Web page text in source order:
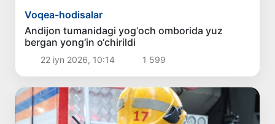
Voqea-hodisalar
Andijon tumanidagi yog‘och omborida yuz
bergan yong‘in o‘chirildi
22 iyn 2026, 10:14 1 599